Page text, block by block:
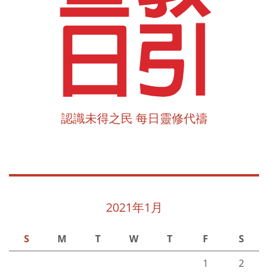
認識未得之民 每日靈修代禱
2021年1月
S M T W T F S
1
2